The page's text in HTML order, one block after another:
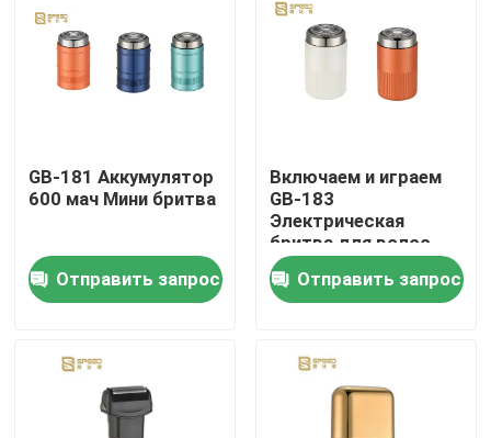
О Компании
контроль качества
Профессиональная стрижка волос
+защитный прибор
GB-181 Аккумулятор
600 мач Мини бритва
Отправить запрос
Включаем и играем
GB-183
Электрическая
бритва для волос
Батарея 600mah
Отправить запрос